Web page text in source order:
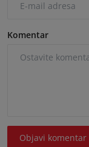
Komentar
Objavi komentar